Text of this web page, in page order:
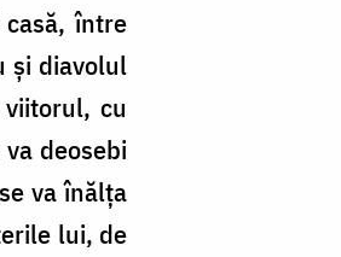
între
și diavolul
cu
deosebi
va înălța
lui, de